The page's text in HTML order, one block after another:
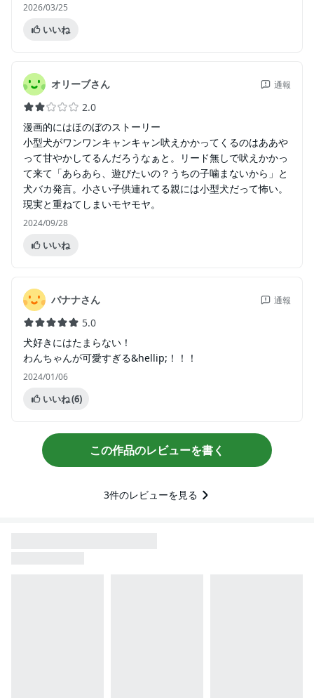
2026/03/25
いいね
オリーブさん 通報
2.0
漫画的にはほのぼのストーリー
小型犬がワンワンキャンキャン吠えかかってくるのはああや
って甘やかしてるんだろうなぁと。リード無しで吠えかかっ
て来て「あらあら、遊びたいの？うちの子噛まないから」と
犬バカ発言。小さい子供連れてる親には小型犬だって怖い。
現実と重ねてしまいモヤモヤ。
2024/09/28
いいね
バナナさん 通報
5.0
犬好きにはたまらない！
わんちゃんが可愛すぎる&hellip;！！！
2024/01/06
いいね(6)
この作品のレビューを書く
3件のレビューを見る